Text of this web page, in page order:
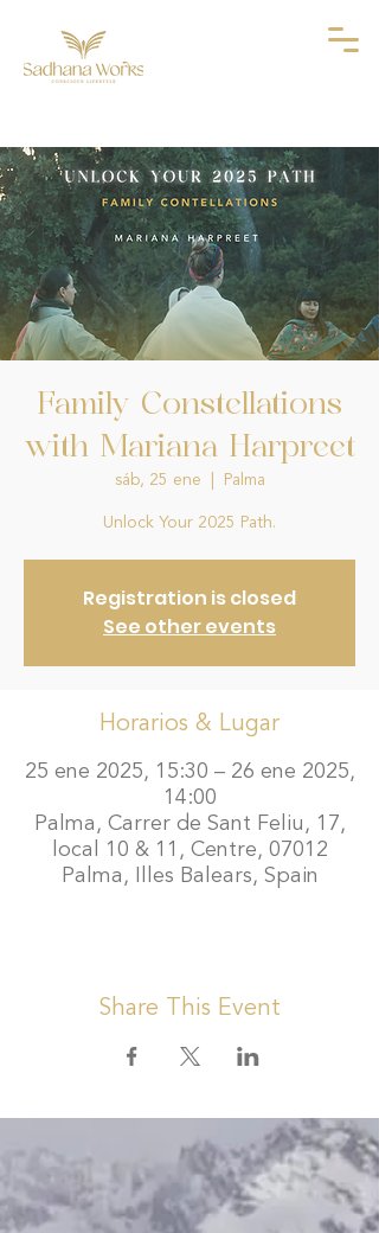
Family Constellations
with Mariana Harpreet
sáb, 25 ene Palma
Unlock Your 2025 Path.
Registration is closed
See other events
Horarios & Lugar
25 ene 2025, 15:30 – 26 ene 2025,
14:00
Palma, Carrer de Sant Feliu, 17,
local 10 & 11, Centre, 07012
Palma, Illes Balears, Spain
Share This Event